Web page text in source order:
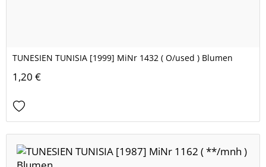
TUNESIEN TUNISIA [1999] MiNr 1432 ( O/used ) Blumen
1,20 €